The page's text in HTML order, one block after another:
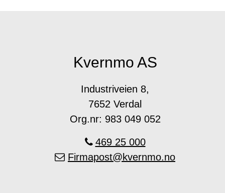
Kvernmo AS
Industriveien 8,
7652 Verdal
Org.nr: 983 049 052
469 25 000
Firmapost@kvernmo.no